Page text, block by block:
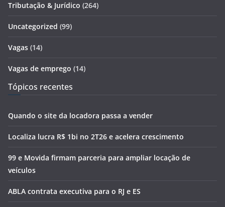
Tributação & Jurídico (264)
Uncategorized (99)
Vagas (14)
Vagas de emprego (14)
Tópicos recentes
Quando o site da locadora passa a vender
Localiza lucra R$ 1bi no 2T26 e acelera crescimento
99 e Movida firmam parceria para ampliar locação de
veículos
ABLA contrata executiva para o RJ e ES